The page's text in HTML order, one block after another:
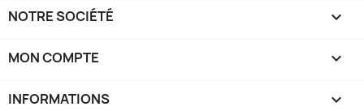
NOTRE SOCIÉTÉ 
MON COMPTE 
INFORMATIONS keyboard_arrow_down